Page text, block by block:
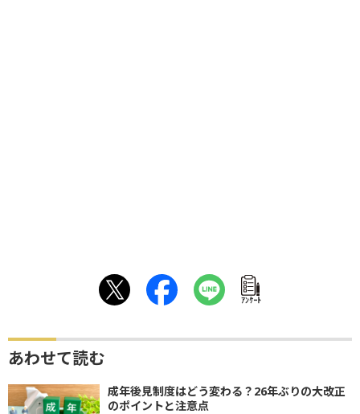
ｱﾝｹｰﾄ
あわせて読む
成年後見制度はどう変わる？26年ぶりの大改正
のポイントと注意点